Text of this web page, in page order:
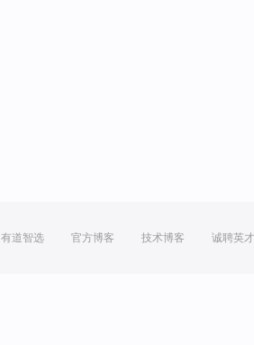
有道智选 官方博客 技术博客 诚聘英才